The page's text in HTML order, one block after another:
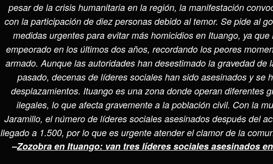
pesar de la crisis humanitaria en la región, la manifestación
con la participación de diez personas debido al temor. Se pide al
medidas urgentes para evitar más homicidios en Ituango, ya que
empeorado en los últimos dos años, recordando los peores
armado. Aunque las autoridades han desestimado la gravedad de
pasado, decenas de líderes sociales han sido asesinados y se
desplazamientos. Ituango es una zona donde operan diferentes
ilegales, lo que afecta gravemente a la población civil. Con la
Jaramillo, el número de líderes sociales asesinados después del
llegado a 1.500, por lo que es urgente atender el clamor de la
–Zozobra en Ituango: van tres líderes sociales asesinados